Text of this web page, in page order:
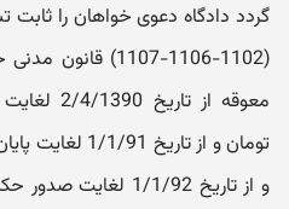
گردد دادگاه دعوی خواهان را
(1102-1106-1107)